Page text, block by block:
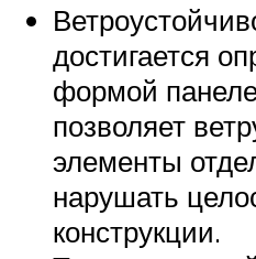
достигается
формой
позволяет
элементы
нарушать
конструкции.